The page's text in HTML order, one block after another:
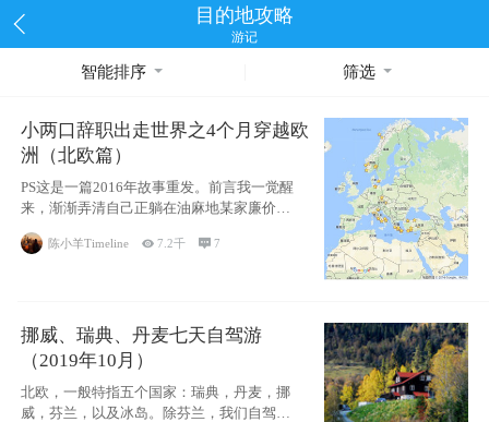
目的地攻略
游记
智能排序 筛选
小两口辞职出走世界之4个月穿越欧
洲（北欧篇）
PS这是一篇2016年故事重发。前言我一觉醒
来，渐渐弄清自己正躺在油麻地某家廉价宾
馆
陈小羊Timeline 7.2千 7
挪威、瑞典、丹麦七天自驾游
（2019年10月）
北欧，一般特指五个国家：瑞典，丹麦，挪
威，芬兰，以及冰岛。除芬兰，我们自驾游